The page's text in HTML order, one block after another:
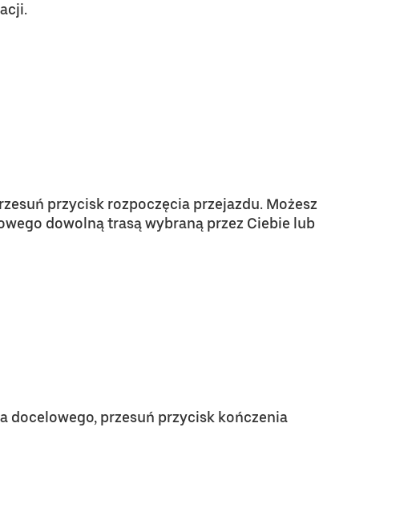
przycisk rozpoczęcia przejazdu. Możesz
dowolną trasą wybraną przez Ciebie lub
docelowego, przesuń przycisk kończenia